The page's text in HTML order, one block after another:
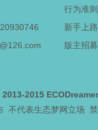
行为准则
新手上路
版主招募
2015
不代表生态梦网立场